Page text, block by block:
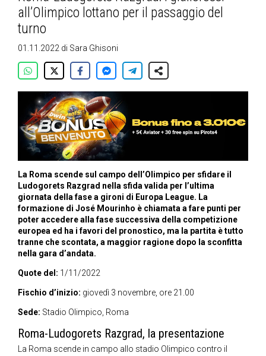
all’Olimpico lottano per il passaggio del
turno
01.11.2022 di Sara Ghisoni
La Roma scende sul campo dell’Olimpico per sfidare il
Ludogorets Razgrad nella sfida valida per l’ultima
giornata della fase a gironi di Europa League. La
formazione di José Mourinho è chiamata a fare punti per
poter accedere alla fase successiva della competizione
europea ed ha i favori del pronostico, ma la partita è tutto
tranne che scontata, a maggior ragione dopo la sconfitta
nella gara d’andata.
Quote del: 1/11/2022
Fischio d’inizio: giovedì 3 novembre, ore 21.00
Sede: Stadio Olimpico, Roma
Roma-Ludogorets Razgrad, la presentazione
La Roma scende in campo allo stadio Olimpico contro il